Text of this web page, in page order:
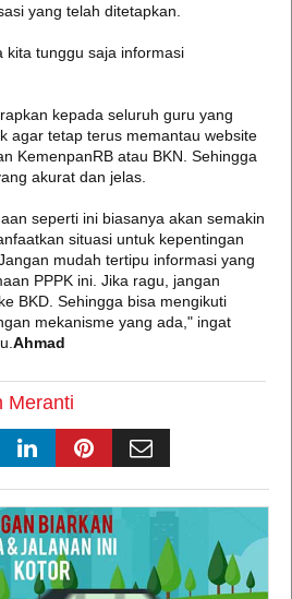
yang telah ditetapkan.
kita tunggu saja informasi
kepada seluruh guru yang
agar tetap terus memantau website
KemenpanRB atau BKN. Sehingga
akurat dan jelas.
seperti ini biasanya akan semakin
situasi untuk kepentingan
mudah tertipu informasi yang
PPPK ini. Jika ragu, jangan
BKD. Sehingga bisa mengikuti
mekanisme yang ada," ingat
Ahmad
Meranti